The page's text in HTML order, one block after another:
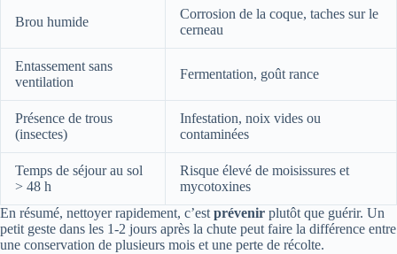
Brou humide
Corrosion de la coque, taches sur le
cerneau
Entassement sans
ventilation
Fermentation, goût rance
Présence de trous
(insectes)
Infestation, noix vides ou
contaminées
Temps de séjour au sol
> 48 h
Risque élevé de moisissures et
mycotoxines
En résumé, nettoyer rapidement, c’est prévenir plutôt que guérir. Un
petit geste dans les 1-2 jours après la chute peut faire la différence entre
une conservation de plusieurs mois et une perte de récolte.